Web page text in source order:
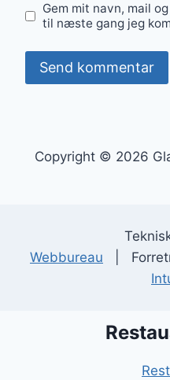
Gem mit navn, mail
til næste gang jeg
Copyright © 2026
Webbureau |